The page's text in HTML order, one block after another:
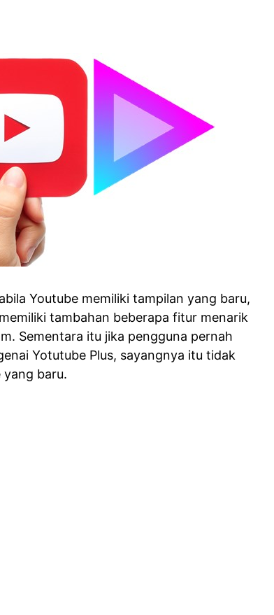
Youtube memiliki tampilan yang baru,
tambahan beberapa fitur menarik
Sementara itu jika pengguna pernah
Yotutube Plus, sayangnya itu tidak
baru.